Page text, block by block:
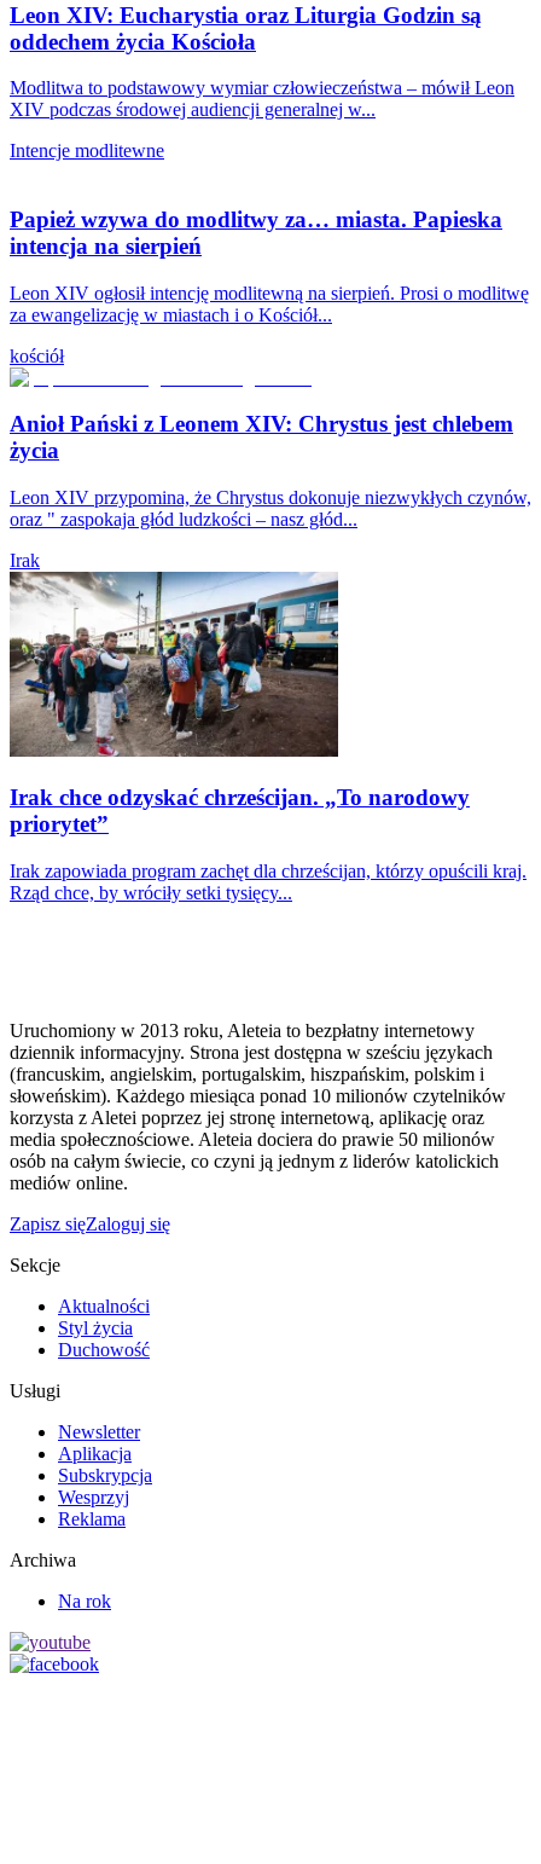
Leon XIV: Eucharystia oraz Liturgia Godzin są
oddechem życia Kościoła
Modlitwa to podstawowy wymiar człowieczeństwa – mówił Leon
XIV podczas środowej audiencji generalnej w...
Intencje modlitewne
Papież wzywa do modlitwy za… miasta. Papieska
intencja na sierpień
Leon XIV ogłosił intencję modlitewną na sierpień. Prosi o modlitwę
za ewangelizację w miastach i o Kościół...
kościół
Anioł Pański z Leonem XIV: Chrystus jest chlebem
życia
Leon XIV przypomina, że Chrystus dokonuje niezwykłych czynów,
oraz " zaspokaja głód ludzkości – nasz głód...
Irak
Irak chce odzyskać chrześcijan. „To narodowy
priorytet”
Irak zapowiada program zachęt dla chrześcijan, którzy opuścili kraj.
Rząd chce, by wróciły setki tysięcy...
Uruchomiony w 2013 roku, Aleteia to bezpłatny internetowy
dziennik informacyjny. Strona jest dostępna w sześciu językach
(francuskim, angielskim, portugalskim, hiszpańskim, polskim i
słoweńskim). Każdego miesiąca ponad 10 milionów czytelników
korzysta z Aletei poprzez jej stronę internetową, aplikację oraz
media społecznościowe. Aleteia dociera do prawie 50 milionów
osób na całym świecie, co czyni ją jednym z liderów katolickich
mediów online.
Zapisz sięZaloguj się
Sekcje
Aktualności
Styl życia
Duchowość
Usługi
Newsletter
Aplikacja
Subskrypcja
Wesprzyj
Reklama
Archiwa
Na rok